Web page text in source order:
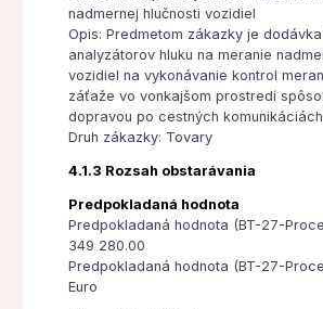
nadmernej hlučnosti vozidiel
Opis: Predmetom zákazky je dodávka
analyzátorov hluku na meranie
vozidiel na vykonávanie kontrol
záťaže vo vonkajšom prostredí
dopravou po cestných
Druh zákazky: Tovary
4.1.3 Rozsah obstarávania
Predpokladaná hodnota
Predpokladaná hodnota (BT-27-
349 280.00
Predpokladaná hodnota (BT-27-
Euro